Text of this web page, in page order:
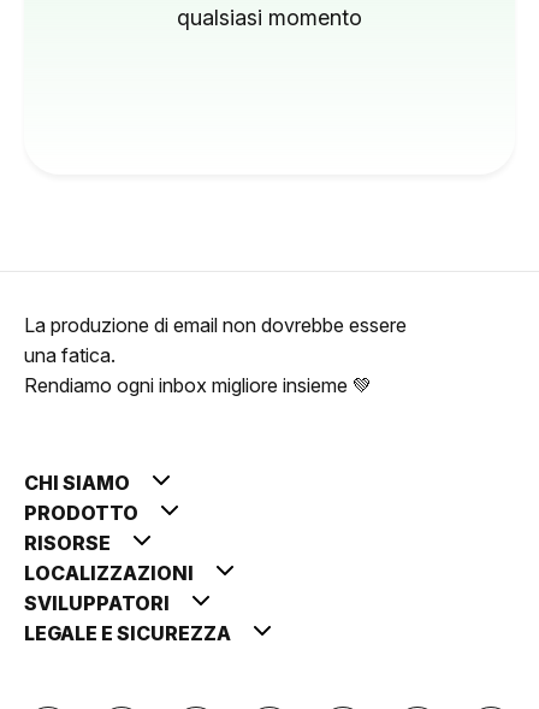
qualsiasi momento
La produzione di email non dovrebbe essere
una fatica.
Rendiamo ogni inbox migliore insieme 💚
CHI SIAMO
PRODOTTO
RISORSE
LOCALIZZAZIONI
SVILUPPATORI
LEGALE E SICUREZZA